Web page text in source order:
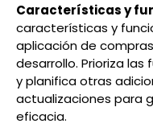
Características y
características y
aplicación de
desarrollo. Prioriza las
y planifica otras
actualizaciones para
eficacia.